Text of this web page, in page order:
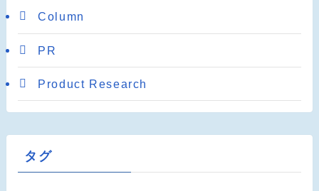
Column
PR
Product Research
タグ